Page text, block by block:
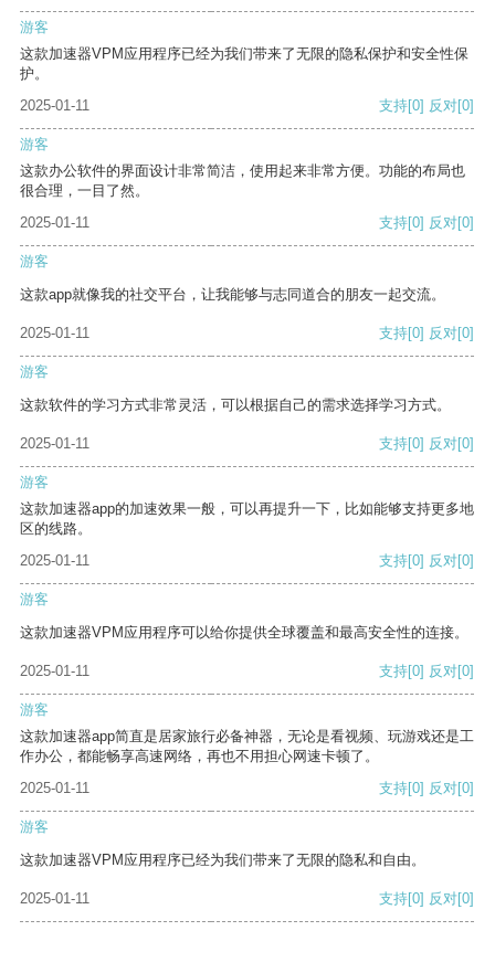
游客
这款加速器VPM应用程序已经为我们带来了无限的隐私保护和安全性保
护。
2025-01-11
支持[0] 反对[0]
游客
这款办公软件的界面设计非常简洁，使用起来非常方便。功能的布局也
很合理，一目了然。
2025-01-11
支持[0] 反对[0]
游客
这款app就像我的社交平台，让我能够与志同道合的朋友一起交流。
2025-01-11 支持[0] 反对[0]
游客
这款软件的学习方式非常灵活，可以根据自己的需求选择学习方式。
2025-01-11 支持[0] 反对[0]
游客
这款加速器app的加速效果一般，可以再提升一下，比如能够支持更多地
区的线路。
2025-01-11
支持[0] 反对[0]
游客
这款加速器VPM应用程序可以给你提供全球覆盖和最高安全性的连接。
2025-01-11 支持[0] 反对[0]
游客
这款加速器app简直是居家旅行必备神器，无论是看视频、玩游戏还是工
作办公，都能畅享高速网络，再也不用担心网速卡顿了。
2025-01-11
支持[0] 反对[0]
游客
这款加速器VPM应用程序已经为我们带来了无限的隐私和自由。
2025-01-11 支持[0] 反对[0]